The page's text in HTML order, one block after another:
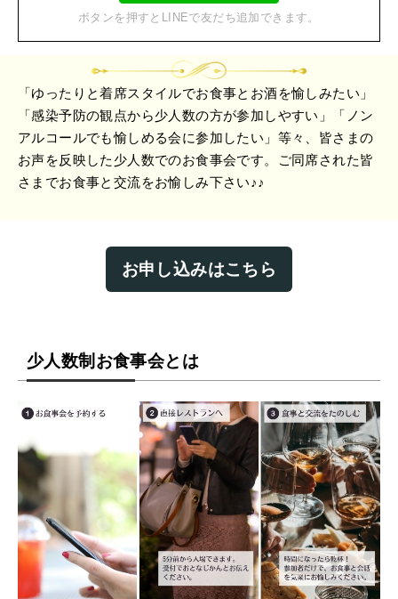
ボタンを押すとLINEで友だち追加できます。
「ゆったりと着席スタイルでお食事とお酒を愉しみたい」
「感染予防の観点から少人数の方が参加しやすい」「ノン
アルコールでも愉しめる会に参加したい」等々、皆さまの
お声を反映した少人数でのお食事会です。ご同席された皆
さまでお食事と交流をお愉しみ下さい♪♪
お申し込みはこちら
少人数制お食事会とは